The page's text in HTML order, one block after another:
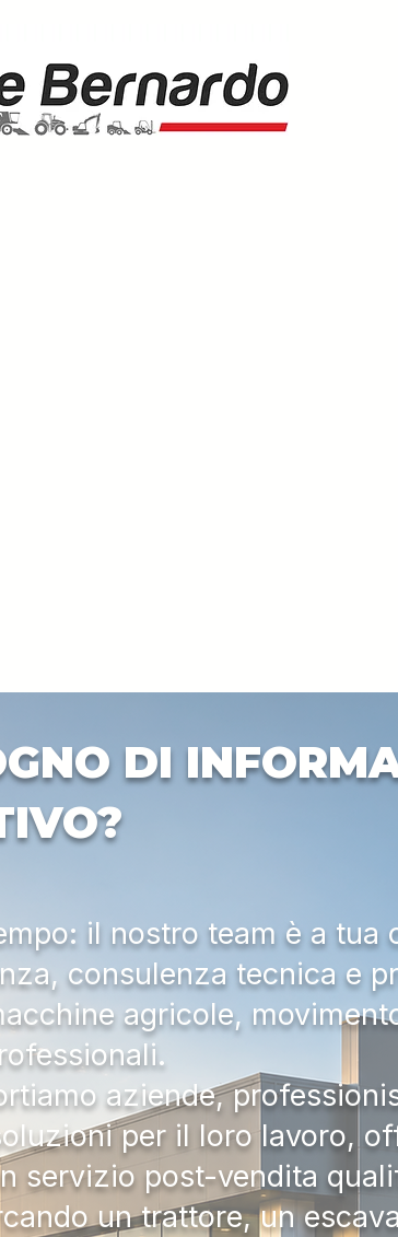
DI
il nostro team è a tua
consulenza tecnica e
agricole,
aziende,
per il loro lavoro,
servizio post-vendita
un trattore, un